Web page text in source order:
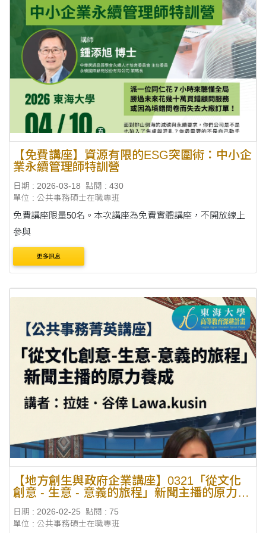
【免費講座】資源有限的ESG突圍術：中小企
業永續管理師特訓營
日期 : 2026-03-18
點閱 : 430
單位 : 公共事務碩士在職專班
免費講座限量50名。本次講座為免費實體講座，不開放線上
參與
更多訊息
【地方創生與政府企業講座】0321「從文化
創意 - 生意 - 意義的旅程」新聞主播的原力養
司 執行長)
日期 : 2026-02-25
點閱 : 75
單位 : 公共事務碩士在職專班